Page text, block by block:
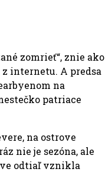
zomrieť“, znie ako
internetu. A predsa
na
patriace
na ostrove
nie je sezóna, ale
odtiaľ vznikla